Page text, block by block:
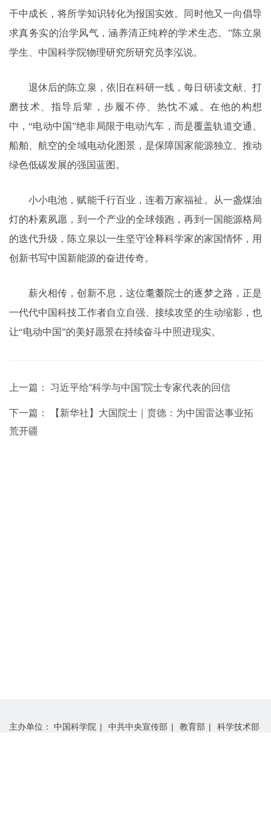
干中成长，将所学知识转化为报国实效。同时他又一向倡导
求真务实的治学风气，涵养清正纯粹的学术生态。”陈立泉
学生、中国科学院物理研究所研究员李泓说。
退休后的陈立泉，依旧在科研一线，每日研读文献、打
磨技术、指导后辈，步履不停、热忱不减。在他的构想
中，“电动中国”绝非局限于电动汽车，而是覆盖轨道交通、
船舶、航空的全域电动化图景，是保障国家能源独立、推动
绿色低碳发展的强国蓝图。
小小电池，赋能千行百业，连着万家福祉。从一盏煤油
灯的朴素夙愿，到一个产业的全球领跑，再到一国能源格局
的迭代升级，陈立泉以一生坚守诠释科学家的家国情怀，用
创新书写中国新能源的奋进传奇。
薪火相传，创新不息，这位耄耋院士的逐梦之路，正是
一代代中国科技工作者自立自强、接续攻坚的生动缩影，也
让“电动中国”的美好愿景在持续奋斗中照进现实。
上一篇： 习近平给“科学与中国”院士专家代表的回信
下一篇：
【新华社】大国院士｜贲德：为中国雷达事业拓
荒开疆
主办单位： 中国科学院 | 中共中央宣传部 | 教育部 |
科学技术部